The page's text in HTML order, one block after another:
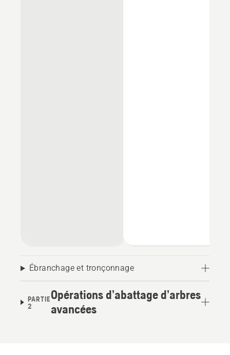
Ébranchage et tronçonnage
PARTIE
2
Opérations d’abattage d’arbres
avancées